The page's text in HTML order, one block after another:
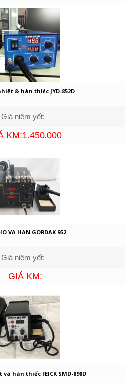
& hàn thiếc JYD-852D
Giá niêm yết:
KM:1.450.000
VÀ HÀN GORDAK 952
Giá niêm yết:
GIÁ KM:
hàn thiếc FEICK SMD-898D